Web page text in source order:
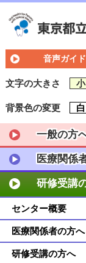
音声ガイド
文字の大きさ 小
背景色の変更 白
一般の方
医療関係
研修受講
センター概要
医療関係者の方へ
研修受講の方へ